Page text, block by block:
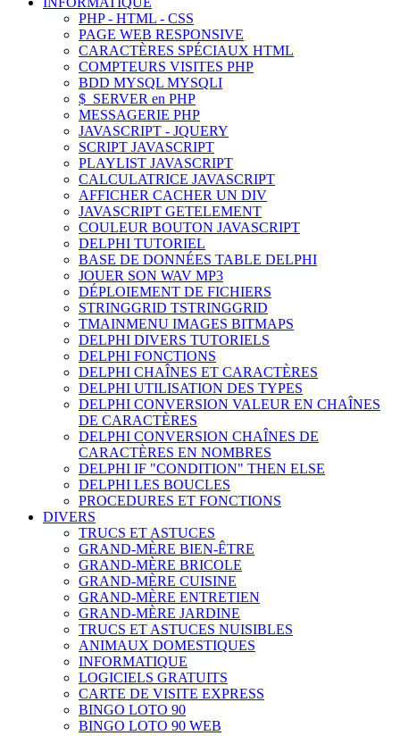
PHP - HTML - CSS
PAGE WEB RESPONSIVE
CARACTÈRES SPÉCIAUX HTML
COMPTEURS VISITES PHP
BDD MYSQL MYSQLI
$_SERVER en PHP
MESSAGERIE PHP
JAVASCRIPT - JQUERY
SCRIPT JAVASCRIPT
PLAYLIST JAVASCRIPT
CALCULATRICE JAVASCRIPT
AFFICHER CACHER UN DIV
JAVASCRIPT GETELEMENT
COULEUR BOUTON JAVASCRIPT
DELPHI TUTORIEL
BASE DE DONNÉES TABLE DELPHI
JOUER SON WAV MP3
DÉPLOIEMENT DE FICHIERS
STRINGGRID TSTRINGGRID
TMAINMENU IMAGES BITMAPS
DELPHI DIVERS TUTORIELS
DELPHI FONCTIONS
DELPHI CHAÎNES ET CARACTÈRES
DELPHI UTILISATION DES TYPES
DELPHI CONVERSION VALEUR EN CHAÎNES
DE CARACTÈRES
DELPHI CONVERSION CHAÎNES DE
CARACTÈRES EN NOMBRES
DELPHI IF "CONDITION" THEN ELSE
DELPHI LES BOUCLES
PROCEDURES ET FONCTIONS
DIVERS
TRUCS ET ASTUCES
GRAND-MÈRE BIEN-ÊTRE
GRAND-MÈRE BRICOLE
GRAND-MÈRE CUISINE
GRAND-MÈRE ENTRETIEN
GRAND-MÈRE JARDINE
TRUCS ET ASTUCES NUISIBLES
ANIMAUX DOMESTIQUES
INFORMATIQUE
LOGICIELS GRATUITS
CARTE DE VISITE EXPRESS
BINGO LOTO 90
BINGO LOTO 90 WEB